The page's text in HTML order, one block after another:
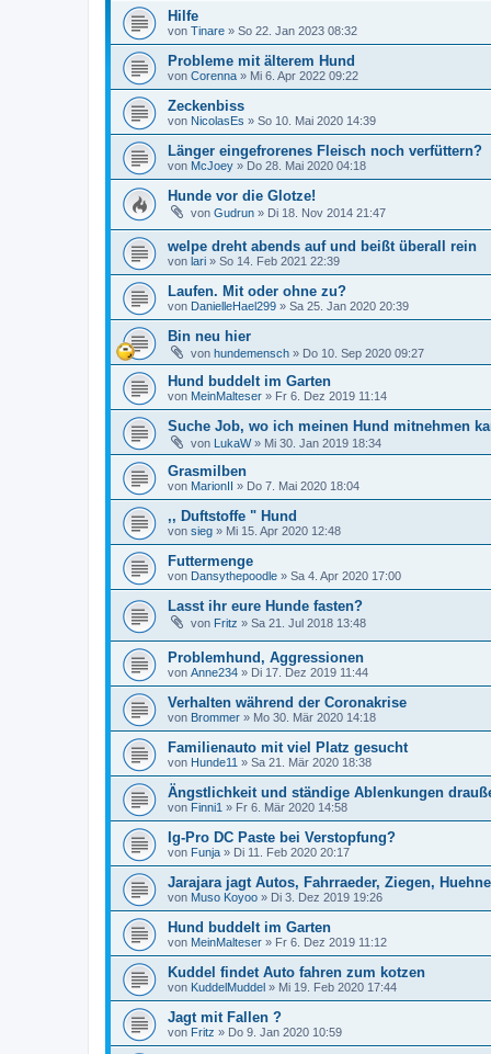
Hilfe
von Tinare » So 22. Jan 2023 08:32
Probleme mit älterem Hund
von Corenna » Mi 6. Apr 2022 09:22
Zeckenbiss
von NicolasEs » So 10. Mai 2020 14:39
Länger eingefrorenes Fleisch noch verfüttern?
von McJoey » Do 28. Mai 2020 04:18
Hunde vor die Glotze!
von Gudrun » Di 18. Nov 2014 21:47
welpe dreht abends auf und beißt überall rein
von lari » So 14. Feb 2021 22:39
Laufen. Mit oder ohne zu?
von DanielleHael299 » Sa 25. Jan 2020 20:39
Bin neu hier
von hundemensch » Do 10. Sep 2020 09:27
Hund buddelt im Garten
von MeinMalteser » Fr 6. Dez 2019 11:14
Suche Job, wo ich meinen Hund mitnehmen
von LukaW» Mi 30. Jan 2019 18:34
Grasmilben
von MarionII » Do 7. Mai 2020 18:04
,, Duftstoffe " Hund
von sieg » Mi 15. Apr 2020 12:48
Futtermenge
von Dansythepoodle » Sa 4. Apr 2020 17:00
Lasst ihr eure Hunde fasten?
von Fritz » Sa 21. Jul 2018 13:48
Problemhund, Aggressionen
von Anne234 » Di 17. Dez 2019 11:44
Verhalten während der Coronakrise
von Brommer » Mo 30. Mär 2020 14:18
Familienauto mit viel Platz gesucht
von Hunde11 » Sa 21. Mär 2020 18:38
Ängstlichkeit und ständige Ablenkungen
von Finni1 » Fr 6. Mär 2020 14:58
Ig-Pro DC Paste bei Verstopfung?
von Funja » Di 11. Feb 2020 20:17
Jarajara jagt Autos, Fahrraeder, Ziegen,
von Muso Koyoo » Di 3. Dez 2019 19:26
Hund buddelt im Garten
von MeinMalteser » Fr 6. Dez 2019 11:12
Kuddel findet Auto fahren zum kotzen
von KuddelMuddel » Mi 19. Feb 2020 17:44
Jagt mit Fallen ?
von Fritz » Do 9. Jan 2020 10:59